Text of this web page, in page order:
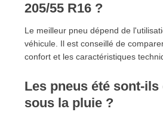
205/55 R16 ?
Le meilleur pneu dépend de
véhicule. Il est conseillé de
confort et les caractéristiques
Les pneus été sont-ils
sous la pluie ?